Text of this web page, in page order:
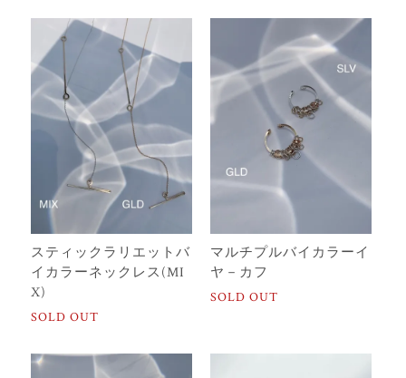
スティックラリエットバ
イカラーネックレス(MI
X)
SOLD OUT
マルチプルバイカラーイ
ヤ－カフ
SOLD OUT